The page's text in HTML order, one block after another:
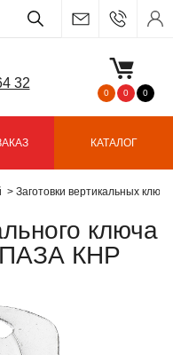
32
0 0 0
КАТАЛОГ
Заготовки вертикальных
ключа
ПАЗА КНР